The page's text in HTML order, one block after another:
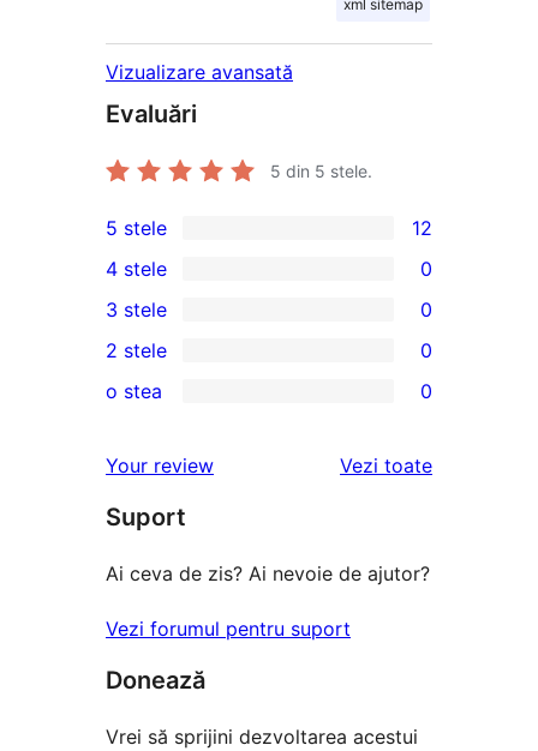
xml sitemap
Vizualizare avansată
Evaluări
5 din 5 stele.
12
5
–
recenzii
(stele)
5 stele 12
4
–
recenzii
4 stele 0
0
3
–
(stele)
3 stele 0
2
recenzii
(stele)
2 stele 0
0
–
recenzii
o stea 0
Your review Vezi toaterecenziile
Suport
Ai ceva de zis? Ai nevoie de ajutor?
Vezi forumul pentru suport
Donează
Vrei să sprijini dezvoltarea acestui